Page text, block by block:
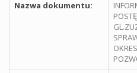
Nazwa dokumentu: